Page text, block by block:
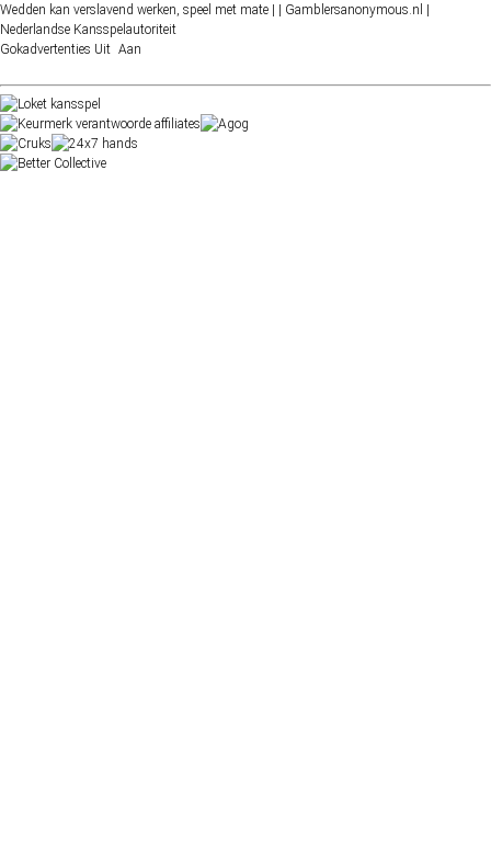
Wedden kan verslavend werken, speel met mate | | Gamblersanonymous.nl |
Nederlandse Kansspelautoriteit
Gokadvertenties Uit Aan